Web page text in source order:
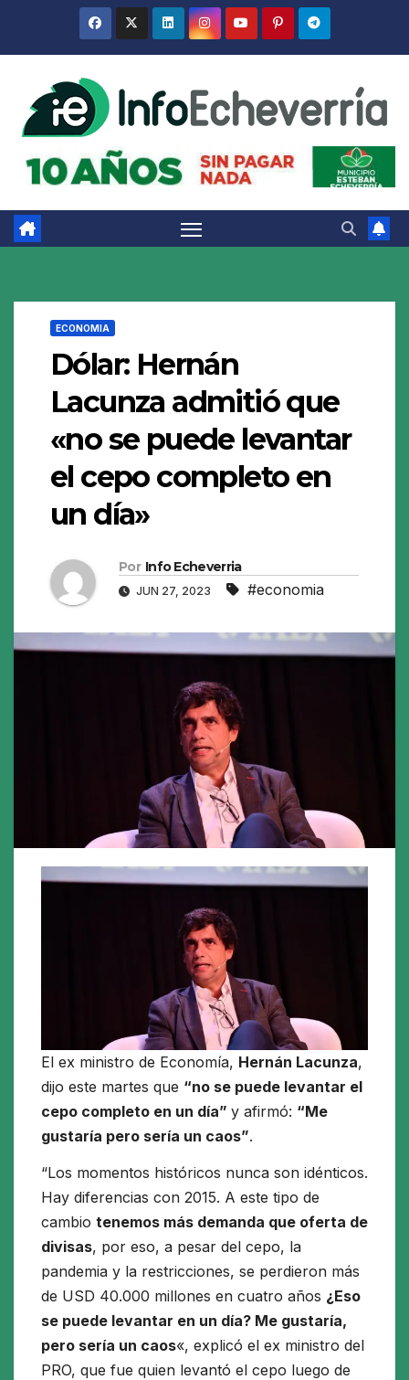
ECONOMIA
Dólar: Hernán
Lacunza admitió que
«no se puede levantar
el cepo completo en
un día»
Por Info Echeverria
JUN 27, 2023 #economia
El ex ministro de Economía, Hernán Lacunza,
dijo este martes que “no se puede levantar el
cepo completo en un día” y afirmó: “Me
gustaría pero sería un caos”.
“Los momentos históricos nunca son idénticos.
Hay diferencias con 2015. A este tipo de
cambio tenemos más demanda que oferta de
divisas, por eso, a pesar del cepo, la
pandemia y la restricciones, se perdieron más
de USD 40.000 millones en cuatro años ¿Eso
se puede levantar en un día? Me gustaría,
pero sería un caos«, explicó el ex ministro del
PRO, que fue quien levantó el cepo luego de